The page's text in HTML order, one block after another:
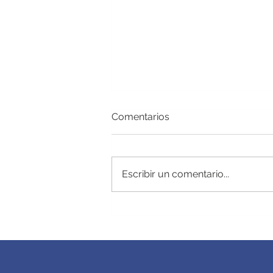
Dúo dinámico
Comentarios
Escribir un comentario...